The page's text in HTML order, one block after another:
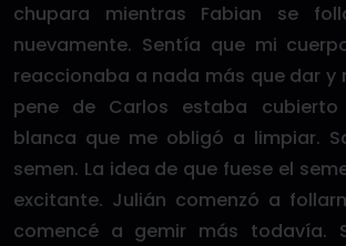
chupara mientras Fabian se
nuevamente. Sentía que mi
reaccionaba a nada más que dar y
pene de Carlos estaba
blanca que me obligó a limpiar.
semen. La idea de que fuese el
excitante. Julián comenzó a
comencé a gemir más todavía.